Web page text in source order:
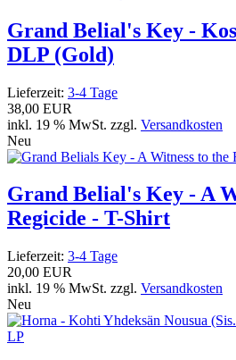
Grand Belial's Key -
DLP (Gold)
Lieferzeit: 3-4 Tage
38,00 EUR
inkl. 19 % MwSt. zzgl. Versandkosten
Neu
Grand Belial's Key - A
Regicide - T-Shirt
Lieferzeit: 3-4 Tage
20,00 EUR
inkl. 19 % MwSt. zzgl. Versandkosten
Neu